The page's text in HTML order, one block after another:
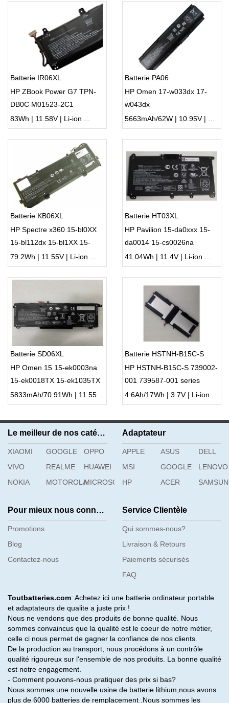
Batterie IR06XL
HP ZBook Power G7 TPN-
DB0C M01523-2C1
M02029-005
83Wh | 11.58V | Li-ion ...
Batterie PA06
HP Omen 17-w033dx 17-
w043dx
5663mAh/62W | 10.95V | Li-ion ...
Batterie KB06XL
HP Spectre x360 15-bl0XX
15-bl112dx 15-bl1XX 15-
bl012dx
79.2Wh | 11.55V | Li-ion ...
Batterie HT03XL
HP Pavilion 15-da0xxx 15-
da0014 15-cs0026na
41.04Wh | 11.4V | Li-ion ...
Batterie SD06XL
HP Omen 15 15-ek0003na
15-ek0018TX 15-ek1035TX
15-ek0025tx
5833mAh/70.91Wh | 11.55V | Li-ion ...
Batterie HSTNH-B15C-S
HP HSTNH-B15C-S 739002-
001 739587-001 series
4.6Ah/17Wh | 3.7V | Li-ion ...
Le meilleur de nos catégories
XIAOMI GOOGLE
OPPO
VIVO
REALME
HUAWEI
NOKIA
MOTOROLAMICROSOFT
Adaptateur
APPLE ASUS
DELL
MSI
GOOGLE
LENOVO
HP
ACER
Pour mieux nous connaître
Promotions
Blog
Contactez-nous
Service Clientèle
Qui sommes-nous?
Livraison & Retours
Paiements sécurisés
FAQ
Toutbatteries.com: Achetez ici une batterie ordinateur portable
et adaptateurs de qualite a juste prix !
Nous ne vendons que des produits de bonne qualité. Nous
sommes convaincus que la qualité est le coeur de notre métier,
celle ci nous permet de gagner la confiance de nos clients.
De la production au transport, nous procédons à un contrôle
qualité rigoureux sur l'ensemble de nos produits. La bonne qualité
est notre engagement.
- Comment pouvons-nous pratiquer des prix si bas?
Nous sommes une nouvelle usine de batterie lithium,nous avons
plus de 6000 batteries de remplacement .Nous sommes les